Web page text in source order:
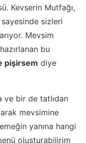
Kevserin Mutfağı,
sizleri
Mevsim
bu
pişirsem diye
ve bir de tatlıdan
mevsimine
yanına hangi
oluşturabilirim